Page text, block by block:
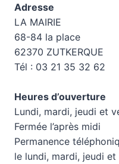
Adresse
LA MAIRIE
68-84 la place
62370 ZUTKERQUE
Tél : 03 21 35 32 62
Heures d’ouverture
Lundi, mardi, jeudi et
Fermée l’après midi
Permanence
le lundi, mardi, jeudi